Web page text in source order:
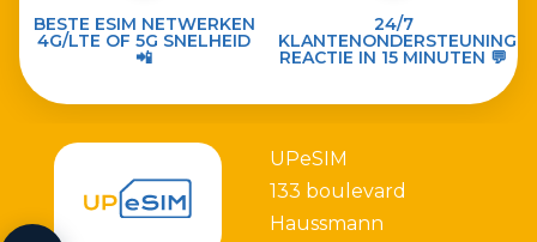
BESTE ESIM NETWERKEN
4G/LTE OF 5G SNELHEID
📲
24/7
KLANTENONDERSTEUNING
REACTIE IN 15 MINUTEN 💬
UPeSIM
133 boulevard
Haussmann